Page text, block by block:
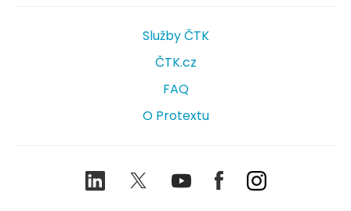
Služby ČTK
ČTK.cz
FAQ
O Protextu
LinkedIn TwitterYoutubeFacebookInstagram